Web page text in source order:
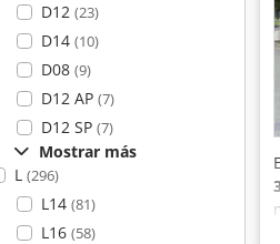
D12 (23)
D14 (10)
D08 (9)
D12 AP (7)
D12 SP (7)
Mostrar más
L (296)
L14 (81)
L16 (58)